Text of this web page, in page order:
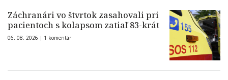
Záchranári vo štvrtok zasahovali pri
pacientoch s kolapsom zatiaľ 83-krát
06. 08. 2026 | 1 komentár